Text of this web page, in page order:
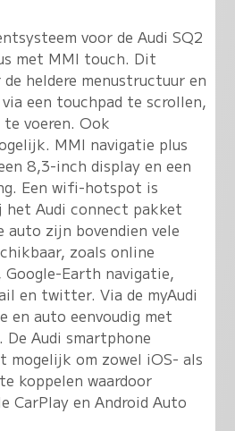
voor de Audi SQ2
met MMI touch. Dit
heldere menustructuur en
een touchpad te scrollen,
voeren. Ook
MMI navigatie plus
8,3-inch display en een
Een wifi-hotspot is
het Audi connect pakket
auto zijn bovendien vele
zoals online
Earth navigatie,
en twitter. Via de myAudi
en auto eenvoudig met
Audi smartphone
om zowel iOS- als
koppelen waardoor
CarPlay en Android Auto